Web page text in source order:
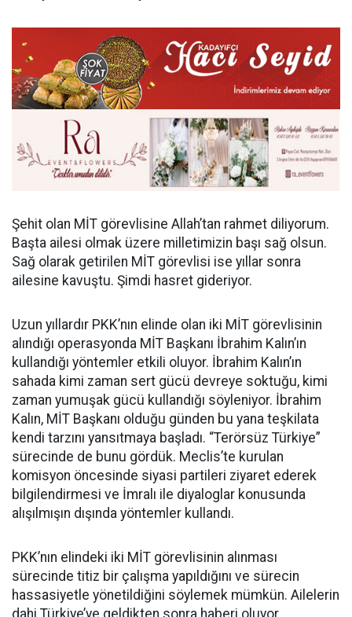
Şehit olan MİT görevlisine Allah’tan rahmet diliyorum.
Başta ailesi olmak üzere milletimizin başı sağ olsun.
Sağ olarak getirilen MİT görevlisi ise yıllar sonra
ailesine kavuştu. Şimdi hasret gideriyor.
Uzun yıllardır PKK’nın elinde olan iki MİT görevlisinin
alındığı operasyonda MİT Başkanı İbrahim Kalın’ın
kullandığı yöntemler etkili oluyor. İbrahim Kalın’ın
sahada kimi zaman sert gücü devreye soktuğu, kimi
zaman yumuşak gücü kullandığı söyleniyor. İbrahim
Kalın, MİT Başkanı olduğu günden bu yana teşkilata
kendi tarzını yansıtmaya başladı. “Terörsüz Türkiye”
sürecinde de bunu gördük. Meclis’te kurulan
komisyon öncesinde siyasi partileri ziyaret ederek
bilgilendirmesi ve İmralı ile diyaloglar konusunda
alışılmışın dışında yöntemler kullandı.
PKK’nın elindeki iki MİT görevlisinin alınması
sürecinde titiz bir çalışma yapıldığını ve sürecin
hassasiyetle yönetildiğini söylemek mümkün. Ailelerin